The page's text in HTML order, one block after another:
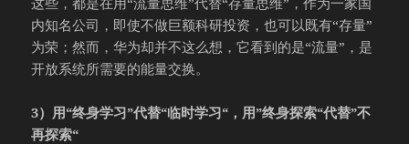
内知名公司，即使不做巨额科研投资，也可以既有“存量”
为荣；然而，华为却并不这么想，它看到的是“流量”，是
开放系统所需要的能量交换。
3）用“终身学习”代替“临时学习“，用”终身探索“代替”不
再探索“